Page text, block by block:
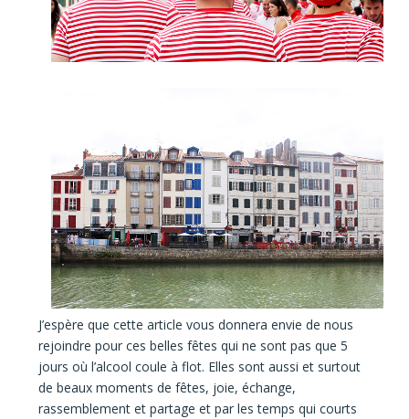
J’espère que cette article vous donnera envie de nous
rejoindre pour ces belles fêtes qui ne sont pas que 5
jours où l’alcool coule à flot. Elles sont aussi et surtout
de beaux moments de fêtes, joie, échange,
rassemblement et partage et par les temps qui courts